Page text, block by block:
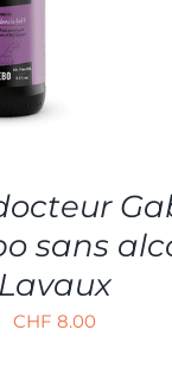
sans
Lavaux
CHF 8.00